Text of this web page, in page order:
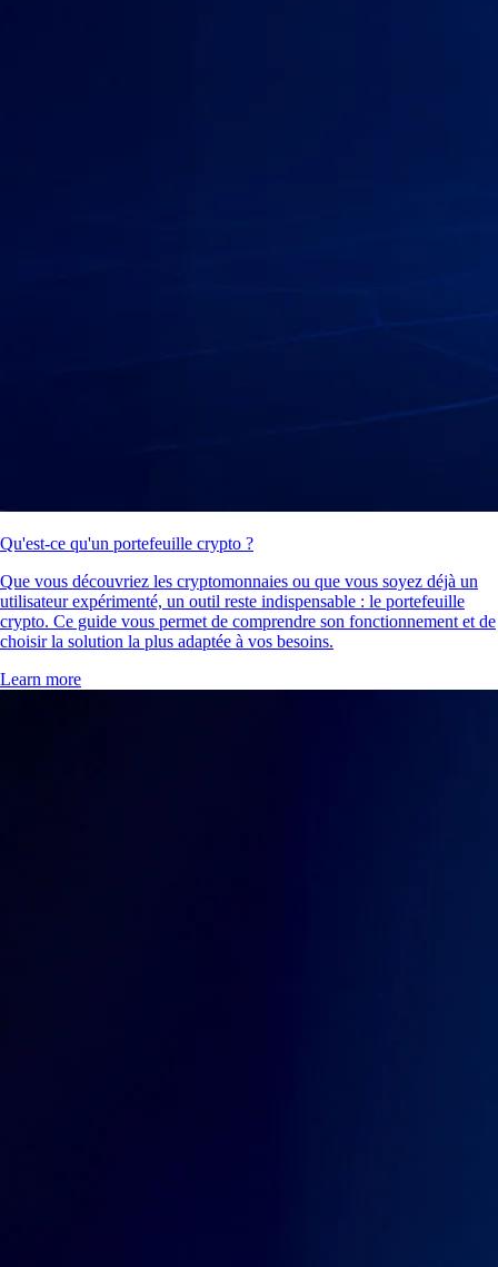
Qu'est-ce qu'un portefeuille crypto ?
Que vous découvriez les cryptomonnaies ou que vous soyez déjà un
utilisateur expérimenté, un outil reste indispensable : le portefeuille
crypto. Ce guide vous permet de comprendre son fonctionnement et de
choisir la solution la plus adaptée à vos besoins.
Learn more